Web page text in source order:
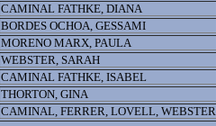
CAMINAL FATHKE, DIANA
BORDES OCHOA, GESSAMI
MORENO MARX, PAULA
WEBSTER, SARAH
CAMINAL FATHKE, ISABEL
THORTON, GINA
CAMINAL, FERRER, LOVELL, WEBSTER